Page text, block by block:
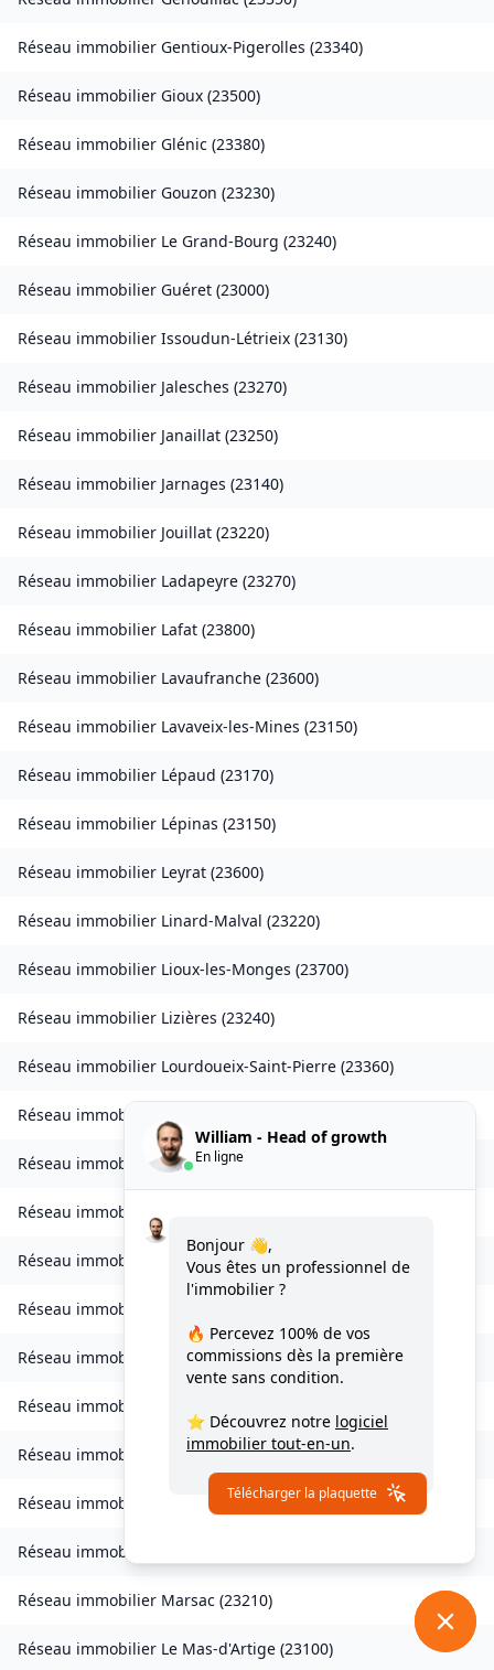
Réseau immobilier Gentioux-Pigerolles (23340)
Réseau immobilier Gioux (23500)
Réseau immobilier Glénic (23380)
Réseau immobilier Gouzon (23230)
Réseau immobilier Le Grand-Bourg (23240)
Réseau immobilier Guéret (23000)
Réseau immobilier Issoudun-Létrieix (23130)
Réseau immobilier Jalesches (23270)
Réseau immobilier Janaillat (23250)
Réseau immobilier Jarnages (23140)
Réseau immobilier Jouillat (23220)
Réseau immobilier Ladapeyre (23270)
Réseau immobilier Lafat (23800)
Réseau immobilier Lavaufranche (23600)
Réseau immobilier Lavaveix-les-Mines (23150)
Réseau immobilier Lépaud (23170)
Réseau immobilier Lépinas (23150)
Réseau immobilier Leyrat (23600)
Réseau immobilier Linard-Malval (23220)
Réseau immobilier Lioux-les-Monges (23700)
Réseau immobilier Lizières (23240)
Réseau immobilier Lourdoueix-Saint-Pierre (23360)
Réseau immobilier
Réseau immobilierLussat(23170
Réseau immobilier
Réseau immobilier Mainsat (23700)
Réseau immobilier
Réseau immobilier Maisonnisses(23150
Réseau immobilier
Réseau immobilier Malleret-Boussac(23600)
Réseau immobilier Mansat-la-Courrière( 23400)
Réseau immobilier
Réseau immobilier Marsac (23210)
Réseau immobilier Le Mas-d'Artige (23100)
William - Head of growth
En ligne
Bonjour 👋,
Vous êtes un professionnel de
l'immobilier ?
🔥 Percevez 100% de vos
commissions dès la première
vente sans condition.
⭐ Découvrez notre logiciel
immobilier tout-en-un.
Télécharger la plaquette